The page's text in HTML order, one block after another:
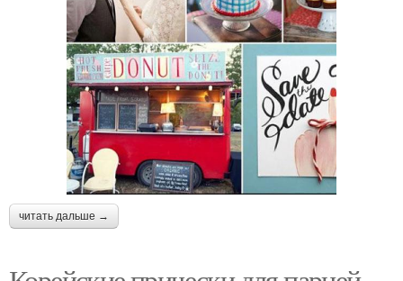
читать дальше →